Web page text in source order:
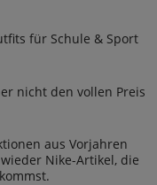
für Schule & Sport
nicht den vollen Preis
aus Vorjahren
Nike-Artikel, die